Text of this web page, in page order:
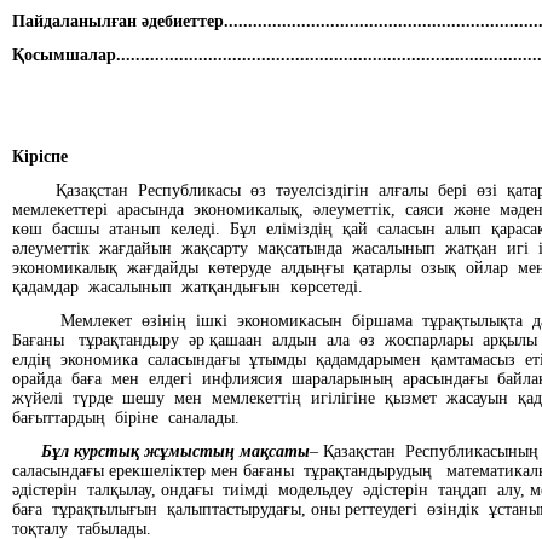
Пайдаланылған
Кіріспе
Қазақстан Республикасы өз тәуелсіздігін алғалы бері өзі
мемлекеттері арасында экономикалық, әлеуметтік, саяси және
көш басшы атанып келеді. Бұл еліміздің қай саласын алып
әлеуметтік жағдайын жақсарту мақсатында жасалынып жатқан
экономикалық жағдайды көтеруде алдыңғы қатарлы озық ойлар
қадамдар жасалынып жатқандығын көрсетеді.
Мемлекет өзінің ішкі экономикасын біршама тұрақтылықта
Бағаны тұрақтандыру әр қашаан алдын ала өз жоспарлары арқылы
елдің экономика саласындағы ұтымды қадамдарымен қамтамасыз
орайда баға мен елдегі инфлиясия шараларының арасындағы
жүйелі түрде шешу мен мемлекеттің игілігіне қызмет жасауын
бағыттардың біріне саналады.
Бұл курстық жұмыстың мақсаты– Қазақстан
саласындағы ерекшеліктер мен бағаны тұрақтандырудың
әдістерін талқылау, ондағы тиімді модельдеу әдістерін таңдап алу,
баға тұрақтылығын қалыптастырудағы, оны реттеудегі өзіндік
тоқталу табылады.